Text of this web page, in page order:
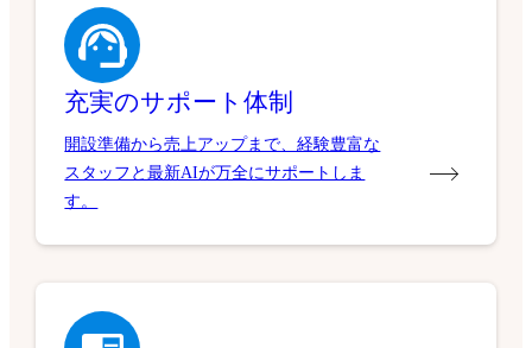
充実のサポート体制
開設準備から売上アップまで、経験豊富な
スタッフと最新AIが万全にサポートしま
す。